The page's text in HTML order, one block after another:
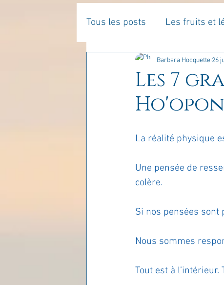
Tous les posts Les fruits et
La parentalité De vous
Enseignements
estime de soi
Les lois universelles
Les 7
Barbara Hocquette 26
La réalité physique
Une pensée de
colère.
Si nos pensées sont
Nous sommes
Tout est à